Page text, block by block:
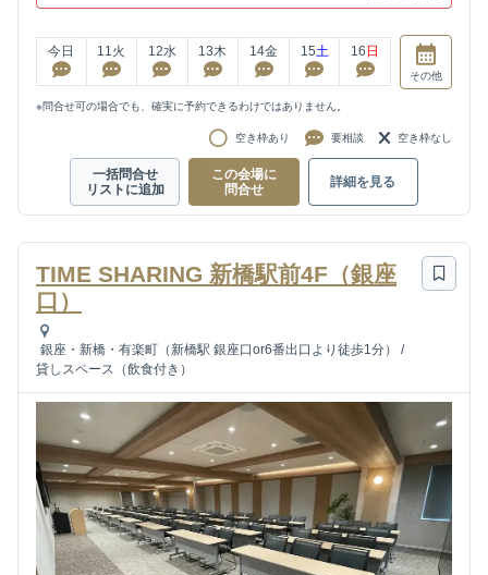
今日 11火 12水 13木 14金 15土 16 日
その他
※問合せ可の場合でも、確実に予約できるわけではありません。
空き枠あり 要相談 空き枠なし
一括問合せ
リストに追加
この会場に
問合せ
詳細を見る
TIME SHARING 新橋駅前4F（銀座
口）
銀座・新橋・有楽町（新橋駅 銀座口or6番出口より徒歩1分）
/
貸しスペース（飲食付き）